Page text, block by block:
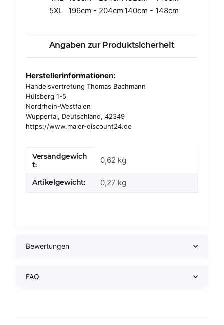
5XL
196cm - 204cm 140cm - 148cm
Angaben zur Produktsicherheit
Herstellerinformationen:
Handelsvertretung Thomas Bachmann
Hülsberg 1-5
Nordrhein-Westfalen
Wuppertal, Deutschland, 42349
https://www.maler-discount24.de
Produkteigenschaft
Wert
Versandgewich
t:
0,62 kg
Artikelgewicht: 0,27 kg
Bewertungen
FAQ